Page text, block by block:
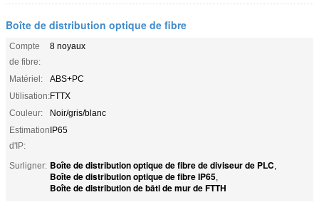
Boîte de distribution optique de fibre
Compte
de fibre:
8 noyaux
Matériel:
ABS+PC
Utilisation:FTTX
Couleur:
Noir/gris/blanc
Estimation
d'IP:
IP65
Surligner: Boîte de distribution optique de fibre de diviseur de PLC,
Boîte de distribution optique de fibre IP65,
Boîte de distribution de bâti de mur de FTTH